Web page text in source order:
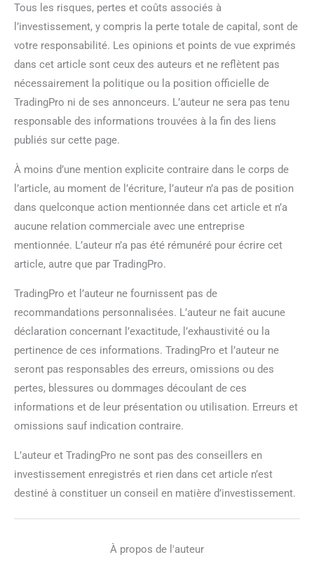
Tous les risques, pertes et coûts associés à
l’investissement, y compris la perte totale de capital, sont de
votre responsabilité. Les opinions et points de vue exprimés
dans cet article sont ceux des auteurs et ne reflètent pas
nécessairement la politique ou la position officielle de
TradingPro ni de ses annonceurs. L’auteur ne sera pas tenu
responsable des informations trouvées à la fin des liens
publiés sur cette page.
À moins d’une mention explicite contraire dans le corps de
l’article, au moment de l’écriture, l’auteur n’a pas de position
dans quelconque action mentionnée dans cet article et n’a
aucune relation commerciale avec une entreprise
mentionnée. L’auteur n’a pas été rémunéré pour écrire cet
article, autre que par TradingPro.
TradingPro et l’auteur ne fournissent pas de
recommandations personnalisées. L’auteur ne fait aucune
déclaration concernant l’exactitude, l’exhaustivité ou la
pertinence de ces informations. TradingPro et l’auteur ne
seront pas responsables des erreurs, omissions ou des
pertes, blessures ou dommages découlant de ces
informations et de leur présentation ou utilisation. Erreurs et
omissions sauf indication contraire.
L’auteur et TradingPro ne sont pas des conseillers en
investissement enregistrés et rien dans cet article n’est
destiné à constituer un conseil en matière d’investissement.
À propos de l'auteur